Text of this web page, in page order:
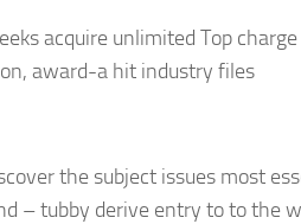
acquire unlimited Top
award-a hit industry files
the subject issues most
– tubby derive entry to to the